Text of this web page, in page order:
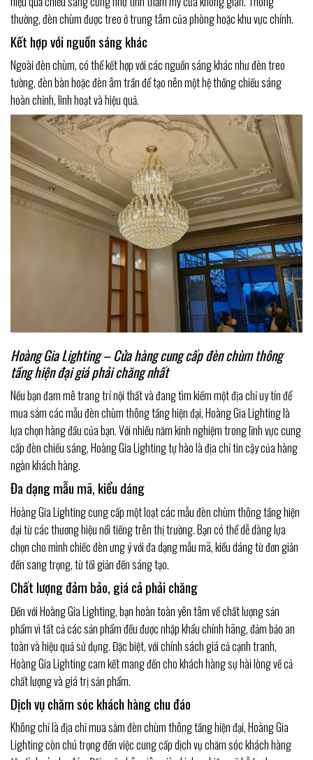
thường, đèn chùm được treo ở trung tâm của phòng hoặc khu vực chính.
Kết hợp với nguồn sáng khác
Ngoài đèn chùm, có thể kết hợp với các nguồn sáng khác như đèn treo
tường, đèn bàn hoặc đèn âm trần để tạo nên một hệ thống chiếu sáng
hoàn chỉnh, linh hoạt và hiệu quả.
Hoàng Gia Lighting – Cửa hàng cung cấp đèn chùm thông
tầng hiện đại giá phải chăng nhất
Nếu bạn đam mê trang trí nội thất và đang tìm kiếm một địa chỉ uy tín để
mua sắm các mẫu đèn chùm thông tầng hiện đại, Hoàng Gia Lighting là
lựa chọn hàng đầu của bạn. Với nhiều năm kinh nghiệm trong lĩnh vực cung
cấp đèn chiếu sáng, Hoàng Gia Lighting tự hào là địa chỉ tin cậy của hàng
ngàn khách hàng.
Đa dạng mẫu mã, kiểu dáng
Hoàng Gia Lighting cung cấp một loạt các mẫu đèn chùm thông tầng hiện
đại từ các thương hiệu nổi tiếng trên thị trường. Bạn có thể dễ dàng lựa
chọn cho mình chiếc đèn ưng ý với đa dạng mẫu mã, kiểu dáng từ đơn giản
đến sang trọng, từ tối giản đến sáng tạo.
Chất lượng đảm bảo, giá cả phải chăng
Đến với Hoàng Gia Lighting, bạn hoàn toàn yên tâm về chất lượng sản
phẩm vì tất cả các sản phẩm đều được nhập khẩu chính hãng, đảm bảo an
toàn và hiệu quả sử dụng. Đặc biệt, với chính sách giá cả cạnh tranh,
Hoàng Gia Lighting cam kết mang đến cho khách hàng sự hài lòng về cả
chất lượng và giá trị sản phẩm.
Dịch vụ chăm sóc khách hàng chu đáo
Không chỉ là địa chỉ mua sắm đèn chùm thông tầng hiện đại, Hoàng Gia
Lighting còn chú trọng đến việc cung cấp dịch vụ chăm sóc khách hàng